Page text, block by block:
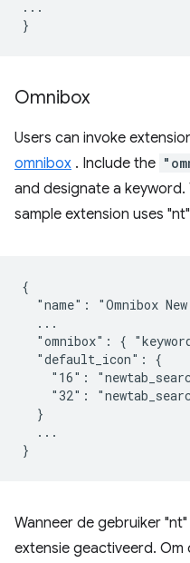
...
}
Omnibox
Users can invoke
omnibox . Include the
and designate a keyword.
sample extension uses
{
"name": "Omnibox
  ...
"omnibox": {
  "default_icon": {
"16":
"32":
  }
  ...
Wanneer de gebruiker
extensie geactiveerd.